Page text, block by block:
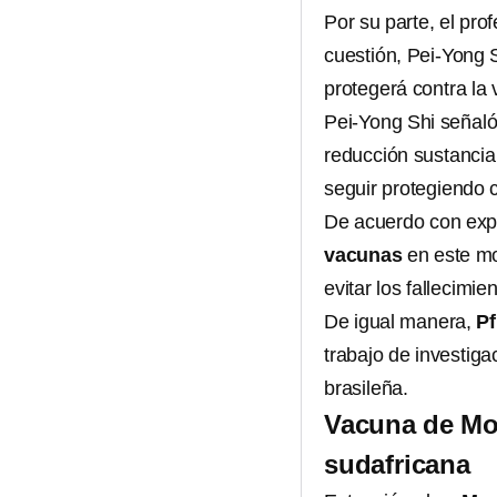
Por su parte, el
cuestión, Pei-Yong
protegerá contra la
Pei-Yong Shi
reducción
seguir protegiendo
De acuerdo con
vacunasen este
evitar los
De igual manera,
trabajo de
brasileña.
Vacuna de
sudafricana